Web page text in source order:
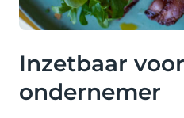
Inzetbaar
ondernemer